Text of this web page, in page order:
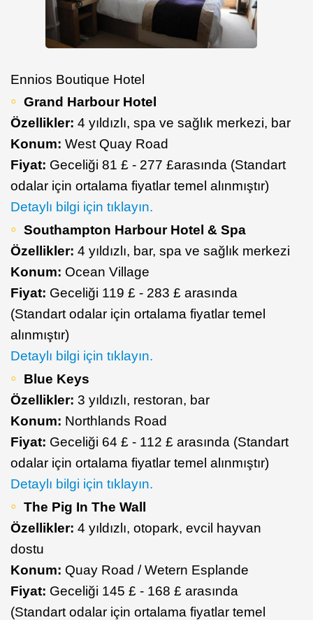
Ennios Boutique Hotel
Grand Harbour Hotel
Özellikler: 4 yıldızlı, spa ve sağlık merkezi, bar
Konum: West Quay Road
Fiyat: Geceliği 81 £ - 277 £arasında (Standart
odalar için ortalama fiyatlar temel alınmıştır)
Detaylı bilgi için tıklayın.
Southampton Harbour Hotel & Spa
Özellikler: 4 yıldızlı, bar, spa ve sağlık merkezi
Konum: Ocean Village
Fiyat: Geceliği 119 £ - 283 £ arasında
(Standart odalar için ortalama fiyatlar temel
alınmıştır)
Detaylı bilgi için tıklayın.
Blue Keys
Özellikler: 3 yıldızlı, restoran, bar
Konum: Northlands Road
Fiyat: Geceliği 64 £ - 112 £ arasında (Standart
odalar için ortalama fiyatlar temel alınmıştır)
Detaylı bilgi için tıklayın.
The Pig In The Wall
Özellikler: 4 yıldızlı, otopark, evcil hayvan
dostu
Konum: Quay Road / Wetern Esplande
Fiyat: Geceliği 145 £ - 168 £ arasında
(Standart odalar için ortalama fiyatlar temel